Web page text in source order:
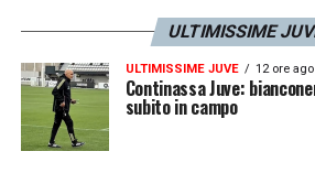
ULTIMISSIME
ULTIMISSIME JUVE 12 ore ago
Continassa Juve:
subito in campo